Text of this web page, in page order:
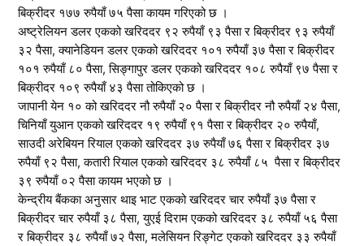
बिक्रीदर १७७ रुपैयाँ ७५ पैसा कायम गरिएको छ ।
अष्ट्रेलियन डलर एकको खरिददर ९२ रुपैयाँ ९३ पैसा र बिक्रीदर ९३ रुपैयाँ
३२ पैसा, क्यानेडियन डलर एकको खरिददर १०१ रुपैयाँ ३७ पैसा र बिक्रीदर
१०१ रुपैयाँ ८० पैसा, सिङ्गापुर डलर एकको खरिददर १०८ रुपैयाँ ९७ पैसा र
बिक्रीदर १०९ रुपैयाँ ४३ पैसा तोकिएको छ ।
जापानी येन १० को खरिददर नौ रुपैयाँ २० पैसा र बिक्रीदर नौ रुपैयाँ २४ पैसा,
चिनियाँ युआन एकको खरिददर १९ रुपैयाँ ९१ पैसा र बिक्रीदर २० रुपैयाँ,
साउदी अरेबियन रियाल एकको खरिददर ३७ रुपैयाँ ७६ पैसा र बिक्रीदर ३७
रुपैयाँ ९२ पैसा, कतारी रियाल एकको खरिददर ३८ रुपैयाँ ८५ पैसा र बिक्रीदर
३९ रुपैयाँ ०२ पैसा कायम भएको छ ।
केन्द्रीय बैंकका अनुसार थाइ भाट एकको खरिददर चार रुपैयाँ ३७ पैसा र
बिक्रीदर चार रुपैयाँ ३८ पैसा, युएई दिराम एकको खरिददर ३८ रुपैयाँ ५६ पैसा
र बिक्रीदर ३८ रुपैयाँ ७२ पैसा, मलेसियन रिङ्गेट एकको खरिददर ३३ रुपैयाँ